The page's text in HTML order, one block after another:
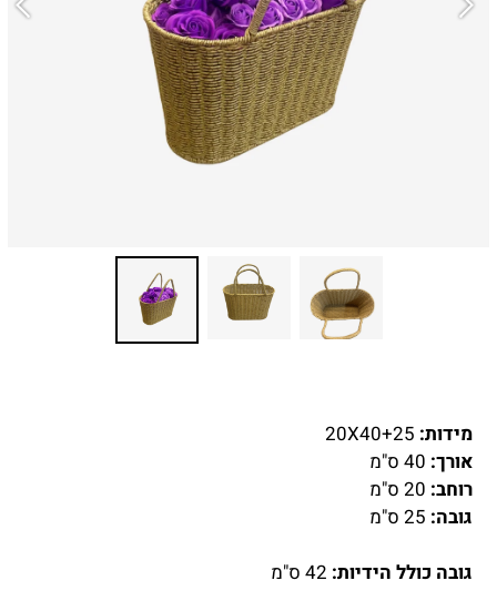
מידות:
אורך:
רוחב:
גובה:
גובה כולל הידיות: